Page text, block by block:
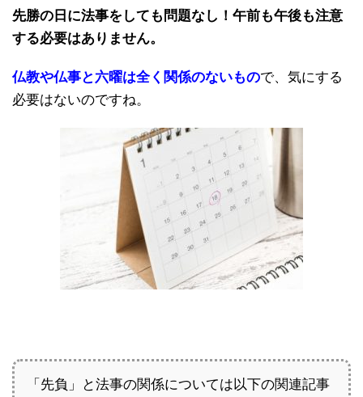
先勝の日に法事をしても問題なし！午前も午後も注意
する必要はありません。
仏教や仏事と六曜は全く関係のないもので、気にする
必要はないのですね。
「先負」と法事の関係については以下の関連記事